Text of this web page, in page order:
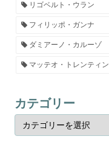
リゴベルト・ウラン
フィリッポ・ガンナ
ダミアーノ・カルーゾ
マッテオ・トレンティン
カテゴリー